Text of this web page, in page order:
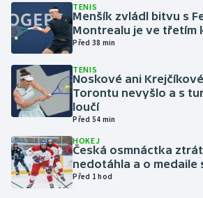
Judo
Krasobruslení
Lezení
Lyže a snowboard
Moderní pětiboj
Motorsport
TENIS
Menšík zvládl bitvu s
Montrealu je ve třetím
Před 38 min
TENIS
Noskové ani
Torontu nevyšlo a s
loučí
Před 54 min
HOKEJ
Česká osmnáctka
nedotáhla a o medaile
Před 1 hod